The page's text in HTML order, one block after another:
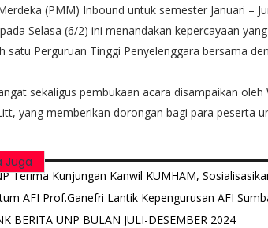
(PMM) Inbound untuk semester Januari –
Selasa (6/2) ini menandakan kepercayaan
satu Perguruan Tinggi Penyelenggara bersama
sekaligus pembukaan acara disampaikan
yang memberikan dorongan bagi para peserta
Juga
Terima Kunjungan Kanwil KUMHAM,
AFI Prof.Ganefri Lantik Kepengurusan AFI
BERITA UNP BULAN JULI-DESEMBER 2024